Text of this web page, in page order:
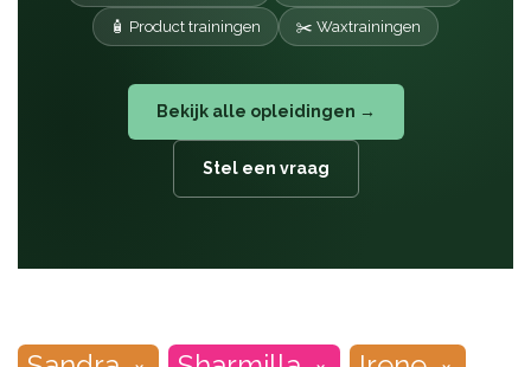
🧴 Product trainingen ✂️ Waxtrainingen
Bekijk alle opleidingen →
Stel een vraag